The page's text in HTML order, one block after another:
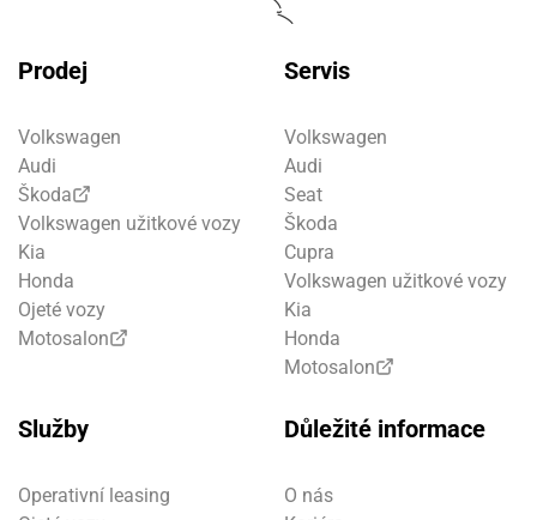
Prodej
Volkswagen
Audi
Škoda
Volkswagen užitkové vozy
Kia
Honda
Ojeté vozy
Motosalon
Servis
Volkswagen
Audi
Seat
Škoda
Cupra
Volkswagen užitkové vozy
Kia
Honda
Motosalon
Služby
Operativní leasing
Důležité informace
O nás